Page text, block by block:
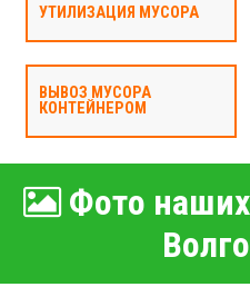
УТИЛИЗАЦИЯ МУСОРА
ВЫВОЗ МУСОРА
КОНТЕЙНЕРОМ
Фото наших